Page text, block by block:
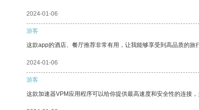
2024-01-06
游客
这款app的酒店、餐厅推荐非常有用，让我能够享受到高品质的旅
2024-01-06
游客
这款加速器VPM应用程序可以给你提供最高速度和安全性的连接，